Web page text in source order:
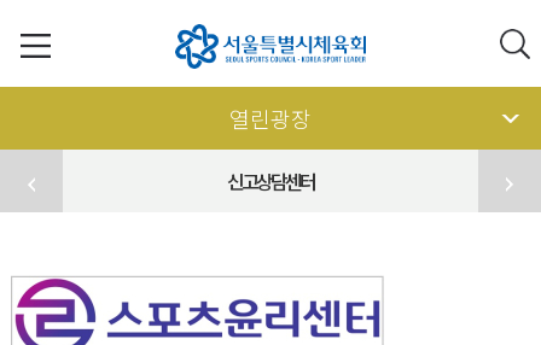
열린광장
신고상담센터